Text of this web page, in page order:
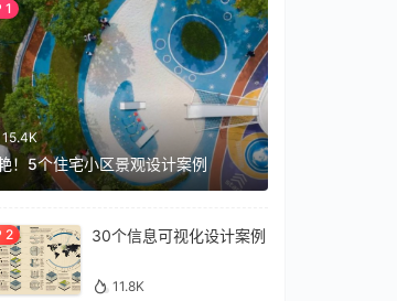
或刷新
15.4K
！5个住宅小区景观设计案例
30个信息可视化设计案例
11.8K